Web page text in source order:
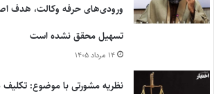
ورودی‌های حرفه وکالت، هدف
تسهیل محقق نشده است
۱۴ مرداد ۱۴۰۵
نظریه مشورتی با موضوع: تکلیف